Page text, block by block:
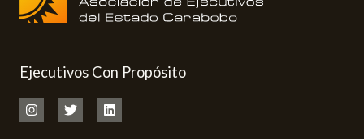
Ejecutivos Con Propósito